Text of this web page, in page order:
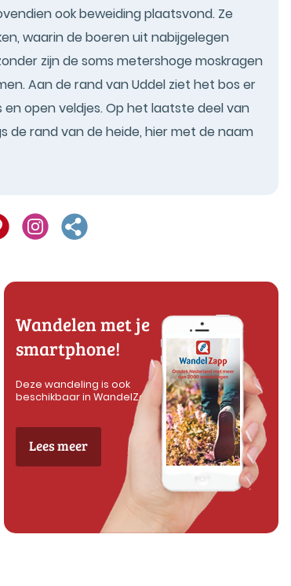
ook beweiding plaatsvond. Ze
waarin de boeren uit nabijgelegen
zijn de soms metershoge moskragen
Aan de rand van Uddel ziet het bos er
en open veldjes. Op het laatste deel van
de rand van de heide, hier met de naam
Wandelen met je
smartphone!
Deze wandeling is ook
beschikbaar in WandelZapp
Lees meer